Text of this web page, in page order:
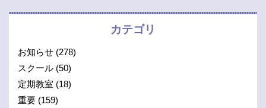
カテゴリ
お知らせ (278)
スクール (50)
定期教室 (18)
重要 (159)